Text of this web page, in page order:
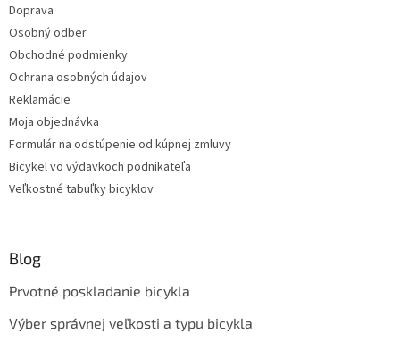
Doprava
Osobný odber
Obchodné podmienky
Ochrana osobných údajov
Reklamácie
Moja objednávka
Formulár na odstúpenie od kúpnej zmluvy
Bicykel vo výdavkoch podnikateľa
Veľkostné tabuľky bicyklov
Blog
Prvotné poskladanie bicykla
Výber správnej veľkosti a typu bicykla